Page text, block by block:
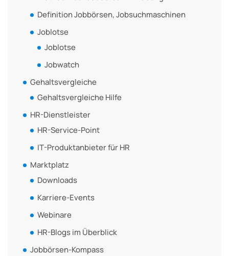
Definition Jobbörsen, Jobsuchmaschinen
Joblotse
Joblotse
Jobwatch
Gehaltsvergleiche
Gehaltsvergleiche Hilfe
HR-Dienstleister
HR-Service-Point
IT-Produktanbieter für HR
Marktplatz
Downloads
Karriere-Events
Webinare
HR-Blogs im Überblick
Jobbörsen-Kompass